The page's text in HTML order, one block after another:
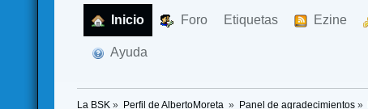
Inicio Foro Etiquetas Ezine
Ayuda
La BSK » Perfil de AlbertoMoreta » Panel de agradecimientos»